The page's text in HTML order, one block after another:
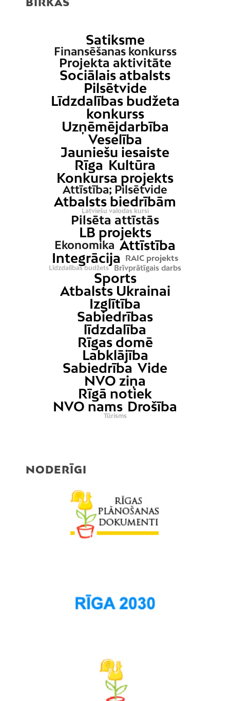
Satiksme
Finansēšanas konkurss
Projekta aktivitāte
Sociālais atbalsts
Pilsētvide
Līdzdalības budžeta
konkurss
Uzņēmējdarbība
Veselība
Jauniešu iesaiste
Rīga Kultūra
Konkursa projekts
Attīstība; Pilsētvide
Atbalsts biedrībām
Latviešu valodas kursi
Pilsēta attīstās
LB projekts
Ekonomika Attīstība
Integrācija
RAIC projekts
Līdzdalības budžets Brīvprātīgais darbs
Sports
Atbalsts Ukrainai
Izglītība
Sabiedrības
līdzdalība
Rīgas domē
Labklājība
Sabiedrība Vide
NVO ziņa
Rīgā notiek
NVO nams Drošība
Tūrisms
NODERĪGI